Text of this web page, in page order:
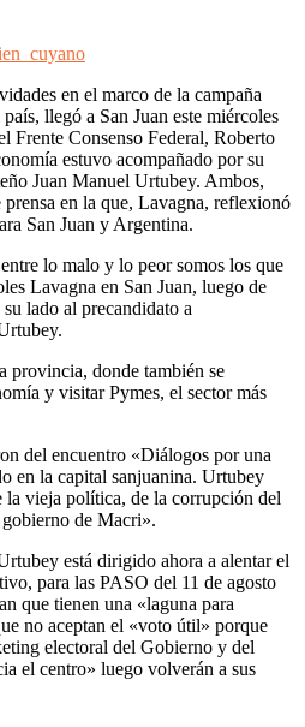
en el marco de la campaña
llegó a San Juan este miércoles
Frente Consenso Federal, Roberto
estuvo acompañado por su
Juan Manuel Urtubey. Ambos,
en la que, Lavagna, reflexionó
San Juan y Argentina.
lo malo y lo peor somos los que
Lavagna en San Juan, luego de
lado al precandidato a
provincia, donde también se
y visitar Pymes, el sector más
del encuentro «Diálogos por una
en la capital sanjuanina. Urtubey
la vieja política, de la corrupción del
de Macri».
está dirigido ahora a alentar el
para las PASO del 11 de agosto
que tienen una «laguna para
no aceptan el «voto útil» porque
electoral del Gobierno y del
el centro» luego volverán a sus